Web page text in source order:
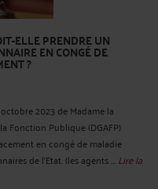
ELLE PRENDRE UN
EN CONGÉ DE
?
2023 de Madame la
Fonction Publique (DGAFP)
en congé de maladie
de l’Etat. (les agents ... Lire la